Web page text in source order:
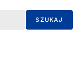
SZUKAJ